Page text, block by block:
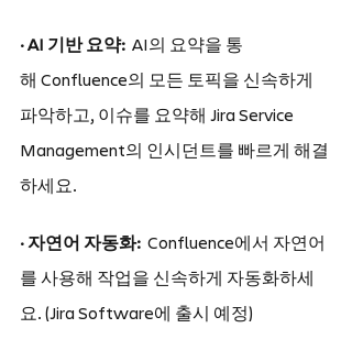
· AI 기반 요약: AI의 요약을 통
해 Confluence의 모든 토픽을 신속하게
파악하고, 이슈를 요약해 Jira Service
Management의 인시던트를 빠르게 해결
하세요.
· 자연어 자동화: Confluence에서 자연어
를 사용해 작업을 신속하게 자동화하세
요. (Jira Software에 출시 예정)